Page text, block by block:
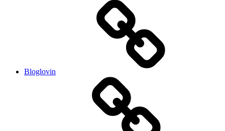
Bloglovin